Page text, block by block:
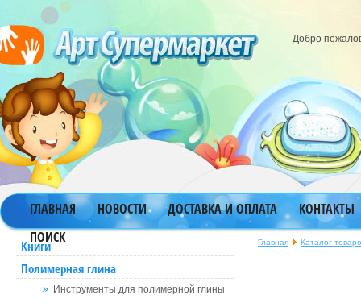
Добро
ГЛАВНАЯ НОВОСТИ ДОСТАВКА И ОПЛАТА
КОНТАКТЫ
ПОИСК
Книги
Полимерная глина
Инструменты для полимерной глины
Главная Каталог